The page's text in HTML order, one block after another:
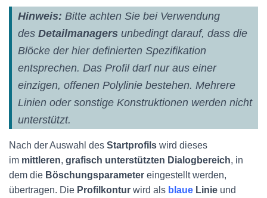
Hinweis: Bitte achten Sie bei Verwendung
des Detailmanagers unbedingt darauf, dass die
Blöcke der hier definierten Spezifikation
entsprechen. Das Profil darf nur aus einer
einzigen, offenen Polylinie bestehen. Mehrere
Linien oder sonstige Konstruktionen werden nicht
unterstützt.
Nach der Auswahl des Startprofils wird dieses
im mittleren, grafisch unterstützten Dialogbereich, in
dem die Böschungsparameter eingestellt werden,
übertragen. Die Profilkontur wird als blaue Linie und